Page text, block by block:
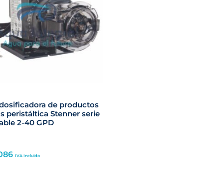
de productos
peristáltica Stenner serie
2-40 GPD
IVA Incluido